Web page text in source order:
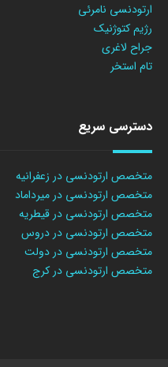
ارتودنسی نامرئی
رژیم کتوژنیک
جراح لاغری
تام استخر
دسترسی سریع
متخصص ارتودنسی در زعفرانیه
متخصص ارتودنسی در میرداماد
متخصص ارتودنسی در قیطریه
متخصص ارتودنسی در دروس
متخصص ارتودنسی در دولت
متخصص ارتودنسی در کرج